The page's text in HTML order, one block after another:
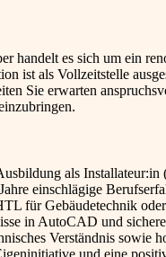
handelt es sich um ein
ist als Vollzeitstelle
Sie erwarten
als
einschlägige
für Gebäudetechnik
in AutoCAD und
Verständnis sowie
und eine